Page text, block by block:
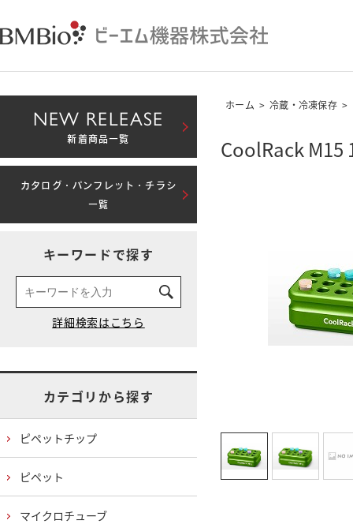
ホーム > 冷蔵・冷凍保存 >
CoolRack
NEW RELEASE
新着商品一覧
カタログ・パンフレット・チラシ
一覧
キーワードで探す
カテゴリから探す
ピペットチップ
ピペット
マイクロチューブ